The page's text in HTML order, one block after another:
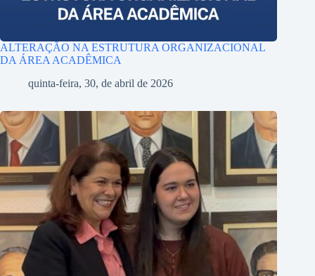
ALTERAÇÃO NA ESTRUTURA ORGANIZACIONAL
DA ÁREA ACADÊMICA
quinta-feira, 30, de abril de 2026